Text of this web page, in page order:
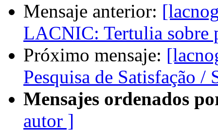
Mensaje anterior:
LACNIC: Tertulia sobre
Próximo mensaje:
Pesquisa de Satisfação
Mensajes ordenados
autor ]